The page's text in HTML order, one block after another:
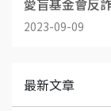
愛盲基金會反
2023-09-09
最新文章